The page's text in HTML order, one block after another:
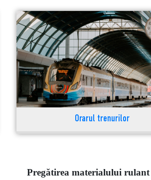
Orarul trenurilor
Pregătirea materialului